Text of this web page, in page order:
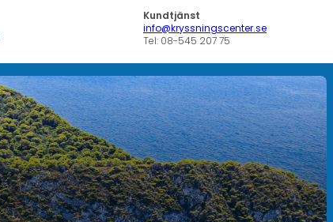
Kundtjänst
info@kryssningscenter.se
Tel: 08-545 207 75